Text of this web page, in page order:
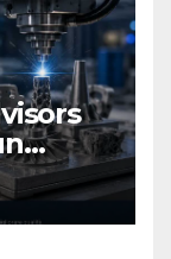
3D
filiera